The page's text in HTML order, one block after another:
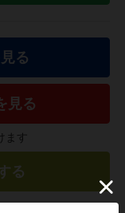
る
見る
す
る